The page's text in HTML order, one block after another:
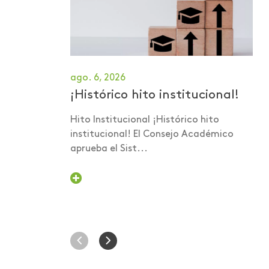
Conceptualización
Medidas preventivas
para contrarrestar la
19 en la comunidad
Areandina
Metodologías y Buenas
Prácticas
Muestra de trabajos de
estudiantes
ago. 6, 2026
¡Histórico hito institucional!
Hito Institucional ¡Histórico hito
institucional! El Consejo Académico
aprueba el Sist...